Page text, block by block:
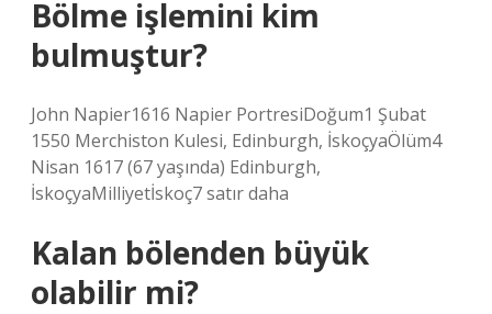
Bölme işlemini kim
bulmuştur?
John Napier1616 Napier PortresiDoğum1 Şubat
1550 Merchiston Kulesi, Edinburgh, İskoçyaÖlüm4
Nisan 1617 (67 yaşında) Edinburgh,
İskoçyaMilliyetİskoç7 satır daha
Kalan bölenden büyük
olabilir mi?